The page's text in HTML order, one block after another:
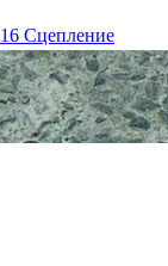
16 Сцепление